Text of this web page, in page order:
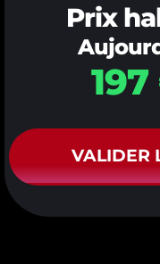
Prix
VALIDER